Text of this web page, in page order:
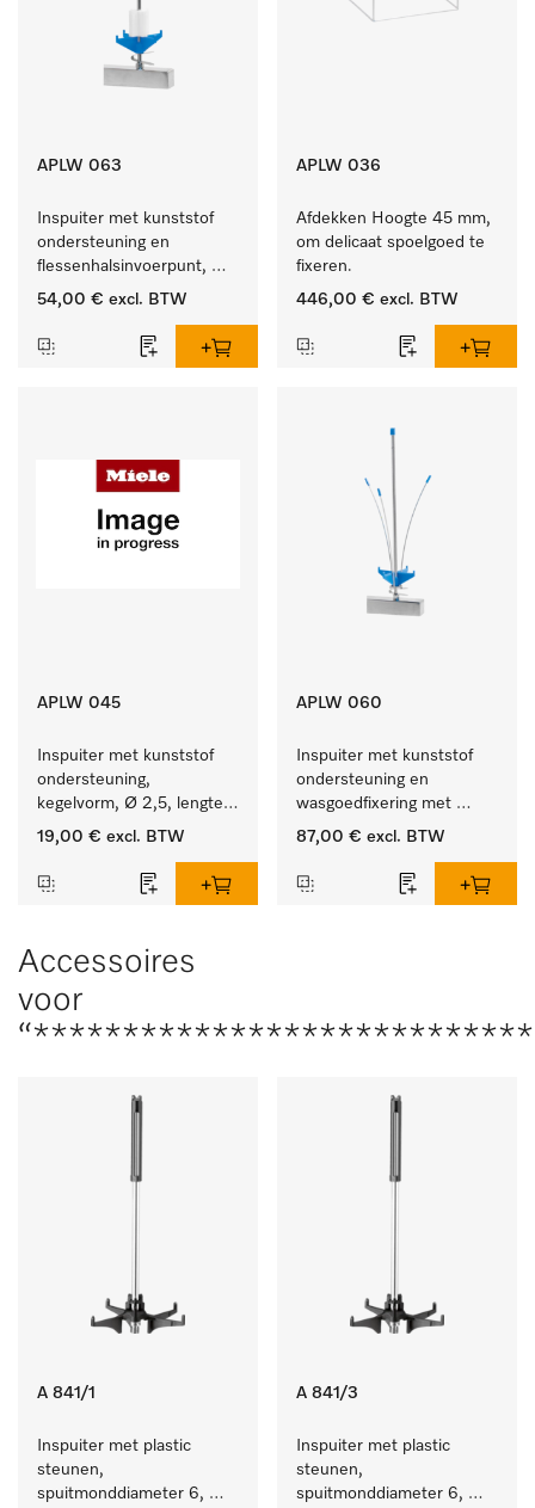
APLW 063
Inspuiter met kunststof
ondersteuning en
flessenhalsinvoerpunt,
ster, Ø 6, lengte 175 mm.
54,00 € excl. BTW
APLW 036
Afdekken Hoogte 45 mm,
om delicaat spoelgoed te
fixeren.
446,00 € excl. BTW
APLW 045
Inspuiter met kunststof
ondersteuning,
kegelvorm, Ø 2,5, lengte
80 mm.
19,00 € excl. BTW
APLW 060
Inspuiter met kunststof
ondersteuning en
wasgoedfixering met
vergr., Ø 6, lengte
87,00 € excl. BTW
Accessoires
voor
A 841/1
Inspuiter met plastic
steunen,
spuitmonddiameter 6,
A 841/3
Inspuiter met plastic
steunen,
spuitmonddiameter 6,